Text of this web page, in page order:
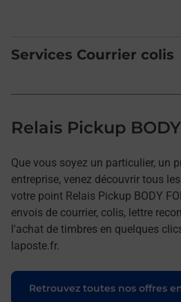
Services Courrier colis
Relais Pickup
Que vous soyez un particulier, un
entreprise, venez découvrir tous
votre point Relais Pickup BODY
envois de courrier, colis, lettre
l'achat de timbres en quelques
laposte.fr.
Retrouvez toutes nos offres